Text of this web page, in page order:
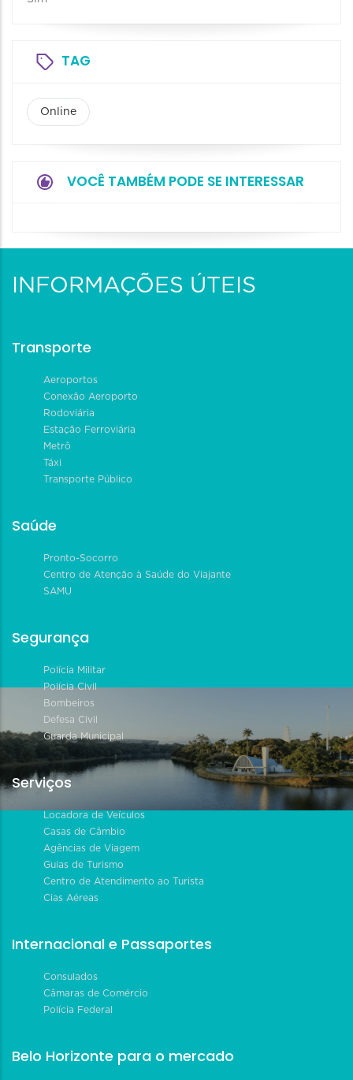
TAG
Online
VOCÊ TAMBÉM PODE SE INTERESSAR
INFORMAÇÕES ÚTEIS
Transporte
Aeroportos
Conexão Aeroporto
Rodoviária
Estação Ferroviária
Metrô
Táxi
Transporte Público
Saúde
Pronto-Socorro
Centro de Atenção à Saúde do Viajante
SAMU
Segurança
Polícia Militar
Polícia Civil
Bombeiros
Defesa Civil
Guarda Municipal
Serviços
Locadora de Veículos
Casas de Câmbio
Agências de Viagem
Guias de Turismo
Centro de Atendimento ao Turista
Cias Aéreas
Internacional e Passaportes
Consulados
Câmaras de Comércio
Polícia Federal
Belo Horizonte para o mercado